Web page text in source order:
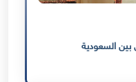
بين السعودية